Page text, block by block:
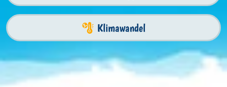
Klimawandel